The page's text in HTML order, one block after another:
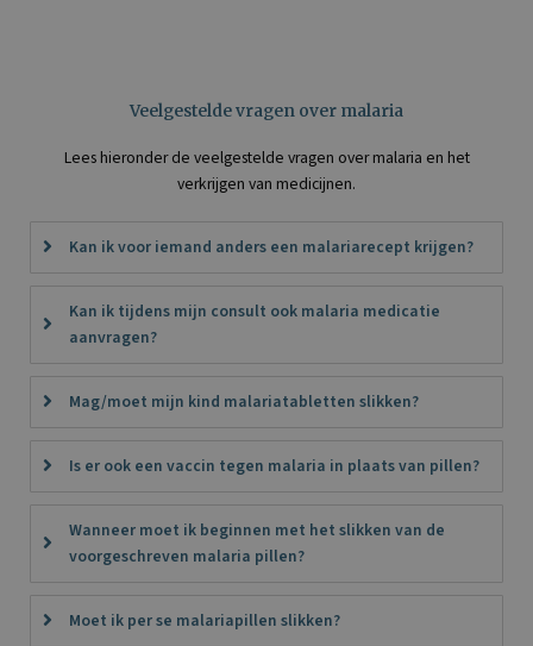
Veelgestelde vragen over malaria
Lees hieronder de veelgestelde vragen over malaria en het
verkrijgen van medicijnen.
Kan ik voor iemand anders een malariarecept krijgen?
Kan ik tijdens mijn consult ook malaria medicatie
aanvragen?
Mag/moet mijn kind malariatabletten slikken?
Is er ook een vaccin tegen malaria in plaats van pillen?
Wanneer moet ik beginnen met het slikken van de
voorgeschreven malaria pillen?
Moet ik per se malariapillen slikken?